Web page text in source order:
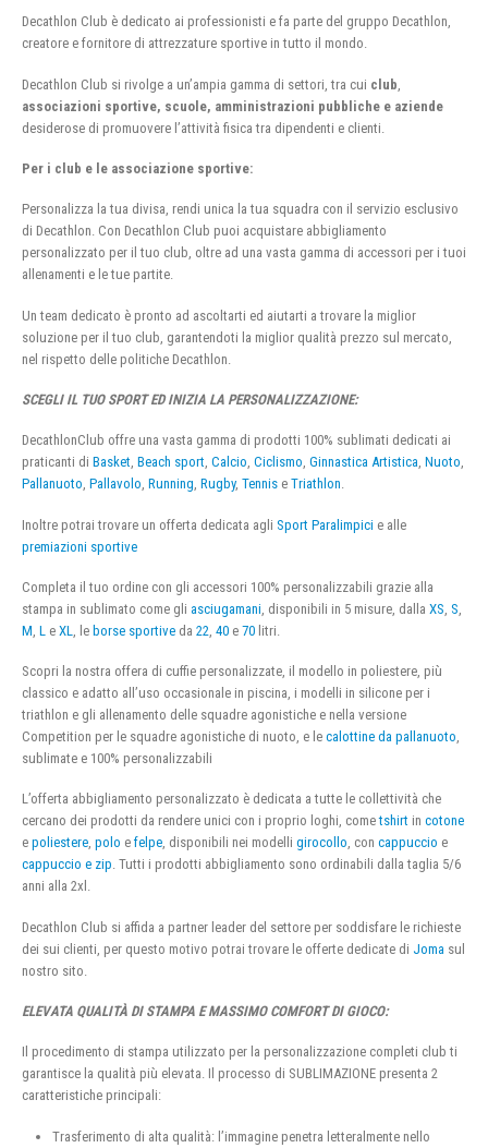
Decathlon Club è dedicato ai professionisti e fa parte del gruppo Decathlon,
creatore e fornitore di attrezzature sportive in tutto il mondo.
Decathlon Club si rivolge a un’ampia gamma di settori, tra cui club
associazioni sportive, scuole, amministrazioni pubbliche e aziende
desiderose di promuovere l’attività fisica tra dipendenti e clienti.
Per i club e le associazione sportive:
Personalizza la tua divisa, rendi unica la tua squadra con il servizio esclusivo
di Decathlon. Con Decathlon Club puoi acquistare abbigliamento
personalizzato per il tuo club, oltre ad una vasta gamma di accessori per i tuoi
allenamenti e le tue partite.
Un team dedicato è pronto ad ascoltarti ed aiutarti a trovare la miglior
soluzione per il tuo club, garantendoti la miglior qualità prezzo sul mercato,
nel rispetto delle politiche Decathlon.
SCEGLI IL TUO SPORT ED INIZIA LA PERSONALIZZAZIONE:
DecathlonClub offre una vasta gamma di prodotti 100% sublimati dedicati ai
praticanti di Basket, Beach sport, Calcio, Ciclismo, Ginnastica Artistica, Nuoto,
Pallanuoto, Pallavolo, Running, Rugby, Tennis e Triathlon.
Inoltre potrai trovare un offerta dedicata agli Sport Paralimpici e alle
premiazioni sportive
Completa il tuo ordine con gli accessori 100% personalizzabili grazie alla
stampa in sublimato come gli asciugamani , disponibili in 5 misure, dalla XS S
M L e XL , le borse sportive da 22 40 e 70 litri.
Scopri la nostra offera di cuffie personalizzate, il modello in poliestere, più
classico e adatto all’uso occasionale in piscina, i modelli in silicone per i
triathlon e gli allenamento delle squadre agonistiche e nella versione
Competition per le squadre agonistiche di nuoto, e le calottine da pallanuoto,
sublimate e 100% personalizzabili
L’offerta abbigliamento personalizzato è dedicata a tutte le collettività che
cercano dei prodotti da rendere unici con i proprio loghi, cometshirt in cotone
e poliestere, polo e felpe, disponibili nei modelli girocollo, con cappuccio e
cappuccio e zip. Tutti i prodotti abbigliamento sono ordinabili dalla taglia 5/6
anni alla 2xl.
Decathlon Club si affida a partner leader del settore per soddisfare le richieste
dei sui clienti, per questo motivo potrai trovare le offerte dedicate di Joma sul
nostro sito.
ELEVATA QUALITÀ DI STAMPA E MASSIMO COMFORT DI GIOCO:
Il procedimento di stampa utilizzato per la personalizzazione completi club ti
garantisce la qualità più elevata. Il processo di SUBLIMAZIONE presenta 2
caratteristiche principali:
Trasferimento di alta qualità: l’immagine penetra letteralmente nello